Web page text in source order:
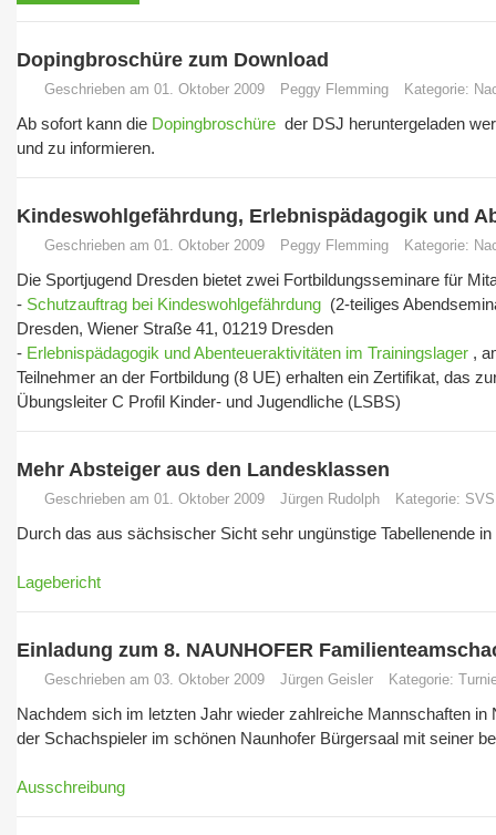
Dopingbroschüre zum Download
Geschrieben am 01. Oktober 2009 Peggy Flemming Kategorie:
Ab sofort kann die Dopingbroschüre der DSJ heruntergeladen
und zu informieren.
Kindeswohlgefährdung, Erlebnispädagogik und
Geschrieben am 01. Oktober 2009 Peggy Flemming Kategorie:
Die Sportjugend Dresden bietet zwei Fortbildungsseminare für
- Schutzauftrag bei Kindeswohlgefährdung (2-teiliges
Dresden, Wiener Straße 41, 01219 Dresden
- Erlebnispädagogik und Abenteueraktivitäten im Trainingslager ,
Teilnehmer an der Fortbildung (8 UE) erhalten ein Zertifikat, das
Übungsleiter C Profil Kinder- und Jugendliche (LSBS)
Mehr Absteiger aus den Landesklassen
Geschrieben am 01. Oktober 2009 Jürgen Rudolph Kategorie: SVS
Durch das aus sächsischer Sicht sehr ungünstige Tabellenende
Lagebericht
Einladung zum 8. NAUNHOFER
Geschrieben am 03. Oktober 2009 Jürgen Geisler Kategorie:
Nachdem sich im letzten Jahr wieder zahlreiche Mannschaften
der Schachspieler im schönen Naunhofer Bürgersaal mit seiner
Ausschreibung